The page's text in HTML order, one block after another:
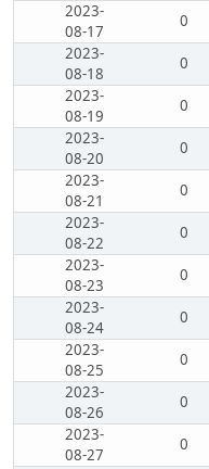
2023-
08-17
0
2023-
08-18
0
2023-
08-19
0
2023-
08-20
0
2023-
08-21
0
2023-
08-22
0
2023-
08-23
0
2023-
08-24
0
2023-
08-25
0
2023-
08-26
0
2023-
08-27
0